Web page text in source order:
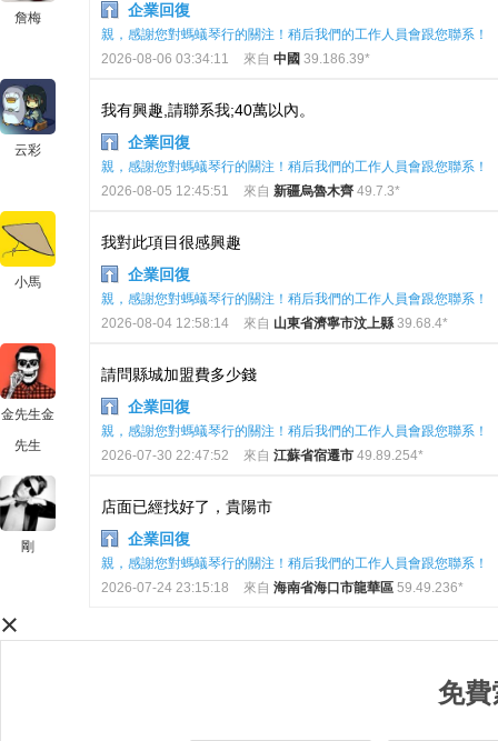
詹梅
企業回復
親，感謝您對螞蟻琴行的關注！稍后我們的工作人員會跟您聯系！
2026-08-06 03:34:11
來自 中國 39.186.39*
云彩
我有興趣,請聯系我;40萬以內。
企業回復
親，感謝您對螞蟻琴行的關注！稍后我們的工作人員會跟您聯系！
2026-08-05 12:45:51
來自 新疆烏魯木齊 49.7.3*
小馬
我對此項目很感興趣
企業回復
親，感謝您對螞蟻琴行的關注！稍后我們的工作人員會跟您聯系！
2026-08-04 12:58:14
來自 山東省濟寧市汶上縣39.68.4*
金先生金
先生
請問縣城加盟費多少錢
企業回復
親，感謝您對螞蟻琴行的關注！稍后我們的工作人員會跟您聯系！
2026-07-30 22:47:52
來自 江蘇省宿遷市 49.89.254*
剛
店面已經找好了，貴陽市
企業回復
親，感謝您對螞蟻琴行的關注！稍后我們的工作人員會跟您聯系！
2026-07-24 23:15:18
來自 海南省海口市龍華區 59.49.236*
×
免費